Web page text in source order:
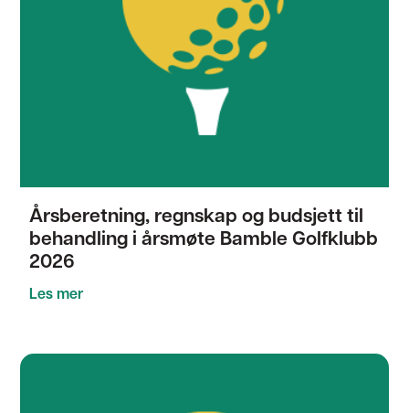
Årsberetning, regnskap og budsjett til
behandling i årsmøte Bamble Golfklubb
2026
Les mer